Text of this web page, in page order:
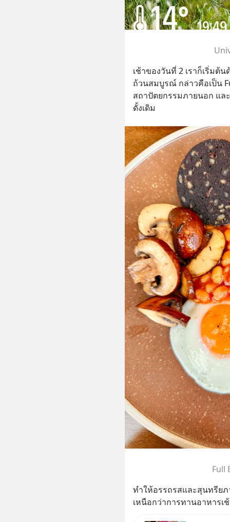
เช้าของวันที่ 2 เราก็เริ่มต้
ถ้วนสมบูรณ์ กล่าวคือเป็น
สถาปัตยกรรมภายนอก แ
ดั้งเดิม
Full
ทำให้อรรถรสและสุนทรีย
เหนือกว่าการทานอาหารเ